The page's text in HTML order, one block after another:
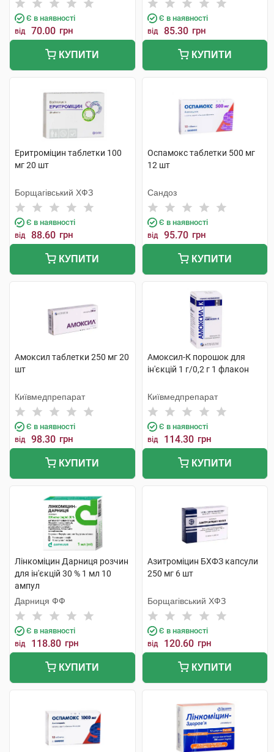
Є в наявності
від 70.00 грн
КУПИТИ
Є в наявності
від 85.30 грн
КУПИТИ
Еритроміцин таблетки 100
мг 20 шт
Борщагівський ХФЗ
Є в наявності
від 88.60 грн
КУПИТИ
Оспамокс таблетки 500 мг
12 шт
Сандоз
Є в наявності
від 95.70 грн
КУПИТИ
Амоксил таблетки 250 мг 20
шт
Київмедпрепарат
Є в наявності
від 98.30 грн
КУПИТИ
Амоксил-К порошок для
ін'єкцій 1 г/0,2 г 1 флакон
Київмедпрепарат
Є в наявності
від 114.30 грн
КУПИТИ
Лінкоміцин Дарниця розчин
для ін'єкцій 30 % 1 мл 10
ампул
Дарниця ФФ
Є в наявності
від 118.80 грн
КУПИТИ
Азитроміцин БХФЗ капсули
250 мг 6 шт
Борщагівський ХФЗ
Є в наявності
від 120.60 грн
КУПИТИ